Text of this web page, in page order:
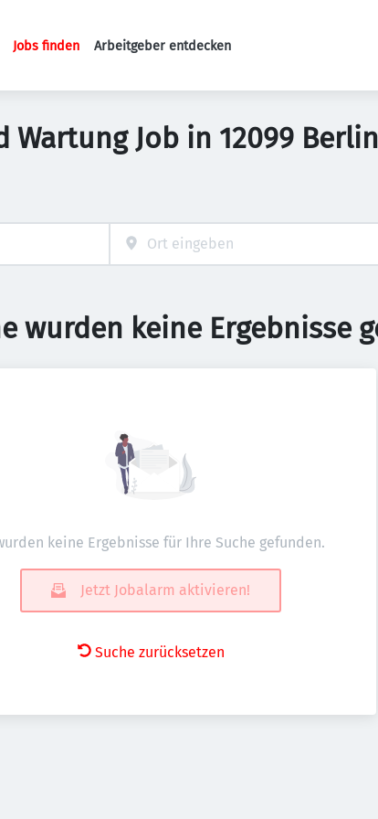
Haupt-Navigation
Jobs finden Arbeitgeber entdecken
Job in 12099
wurden keine Ergebnisse
keine Ergebnisse für Ihre Suche gefunden.
Jetzt Jobalarm aktivieren!
Suche zurücksetzen